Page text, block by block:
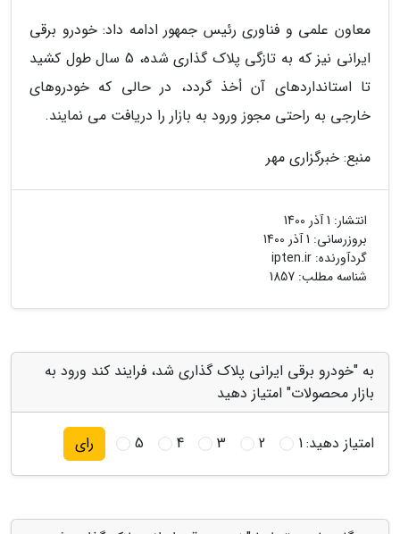
معاون علمی و فناوری رئیس جمهور ادامه داد: خودرو برقی
ایرانی نیز که به تازگی پلاک گذاری شده، 5 سال طول کشید
تا استانداردهای آن أخذ گردد، در حالی که خودروهای
خارجی به راحتی مجوز ورود به بازار را دریافت می نمایند.
منبع: خبرگزاری مهر
انتشار: 1 آذر 1400
بروزرسانی: 1 آذر 1400
گردآورنده: ipten.ir
شناسه مطلب: 1857
به "خودرو برقی ایرانی پلاک گذاری شد، فرایند کند ورود به
بازار محصولات" امتیاز دهید
امتیاز دهید:1
2
3
4
5 رای